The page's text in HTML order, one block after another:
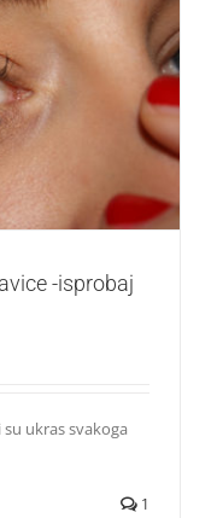
narodni recept
-isprobaj
ukras svakoga
1